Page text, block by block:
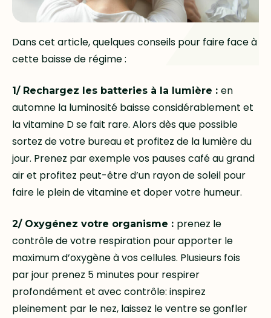
Dans cet article, quelques conseils pour faire face à
cette baisse de régime :
1/ Rechargez les batteries à la lumière : en
automne la luminosité baisse considérablement et
la vitamine D se fait rare. Alors dès que possible
sortez de votre bureau et profitez de la lumière du
jour. Prenez par exemple vos pauses café au grand
air et profitez peut-être d’un rayon de soleil pour
faire le plein de vitamine et doper votre humeur.
2/ Oxygénez votre organisme : prenez le
contrôle de votre respiration pour apporter le
maximum d’oxygène à vos cellules. Plusieurs fois
par jour prenez 5 minutes pour respirer
profondément et avec contrôle: inspirez
pleinement par le nez, laissez le ventre se gonfler